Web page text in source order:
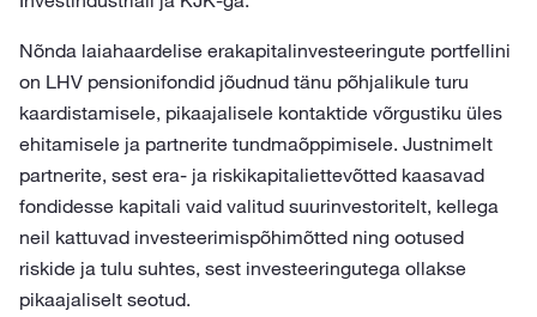
Nõnda laiahaardelise erakapitalinvesteeringute portfellini
on LHV pensionifondid jõudnud tänu põhjalikule turu
kaardistamisele, pikaajalisele kontaktide võrgustiku üles
ehitamisele ja partnerite tundmaõppimisele. Justnimelt
partnerite, sest era- ja riskikapitaliettevõtted kaasavad
fondidesse kapitali vaid valitud suurinvestoritelt, kellega
neil kattuvad investeerimispõhimõtted ning ootused
riskide ja tulu suhtes, sest investeeringutega ollakse
pikaajaliselt seotud.